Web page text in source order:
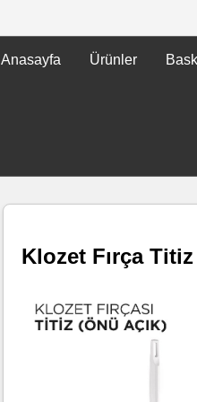
Anasayfa Ürünler
Klozet Fırça